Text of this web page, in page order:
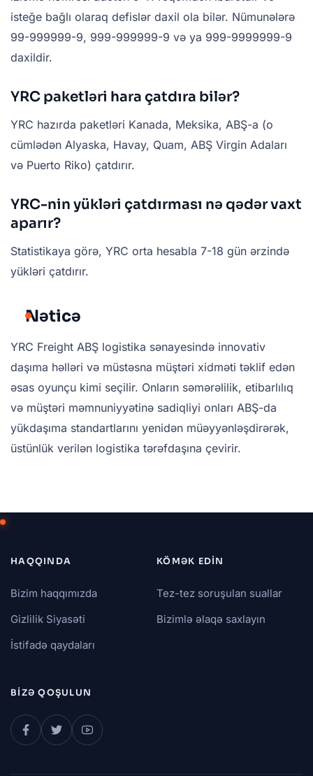
isteğe bağlı olaraq defislər daxil ola bilər. Nümunələrə
99-999999-9, 999-999999-9 və ya 999-9999999-9
daxildir.
YRC paketləri hara çatdıra bilər?
YRC hazırda paketləri Kanada, Meksika, ABŞ-a (o
cümlədən Alyaska, Havay, Quam, ABŞ Virgin Adaları
və Puerto Riko) çatdırır.
YRC-nin yükləri çatdırması nə qədər vaxt
aparır?
Statistikaya görə, YRC orta hesabla 7-18 gün ərzində
yükləri çatdırır.
Nəticə
YRC Freight ABŞ logistika sənayesində innovativ
daşıma həlləri və müstəsna müştəri xidməti təklif edən
əsas oyunçu kimi seçilir. Onların səmərəlilik, etibarlılıq
və müştəri məmnuniyyətinə sadiqliyi onları ABŞ-da
yükdaşıma standartlarını yenidən müəyyənləşdirərək,
üstünlük verilən logistika tərəfdaşına çevirir.
HAQQINDA
Bizim haqqımızda
Gizlilik Siyasəti
İstifadə qaydaları
KÖMƏK EDIN
Tez-tez soruşulan suallar
Bizimlə əlaqə saxlayın
BIZƏ QOŞULUN